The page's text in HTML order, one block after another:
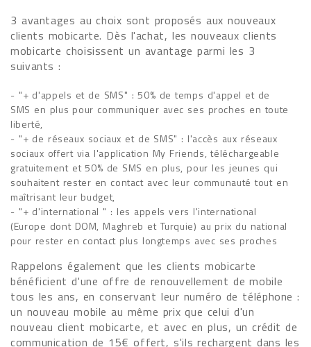
3 avantages au choix sont proposés aux nouveaux
clients mobicarte. Dès l'achat, les nouveaux clients
mobicarte choisissent un avantage parmi les 3
suivants :
- "+ d'appels et de SMS" : 50% de temps d'appel et de
SMS en plus pour communiquer avec ses proches en toute
liberté,
- "+ de réseaux sociaux et de SMS" : l'accès aux réseaux
sociaux offert via l'application My Friends, téléchargeable
gratuitement et 50% de SMS en plus, pour les jeunes qui
souhaitent rester en contact avec leur communauté tout en
maîtrisant leur budget,
- "+ d'international " : les appels vers l'international
(Europe dont DOM, Maghreb et Turquie) au prix du national
pour rester en contact plus longtemps avec ses proches
Rappelons également que les clients mobicarte
bénéficient d'une offre de renouvellement de mobile
tous les ans, en conservant leur numéro de téléphone :
un nouveau mobile au même prix que celui d'un
nouveau client mobicarte, et avec en plus, un crédit de
communication de 15€ offert, s'ils rechargent dans les